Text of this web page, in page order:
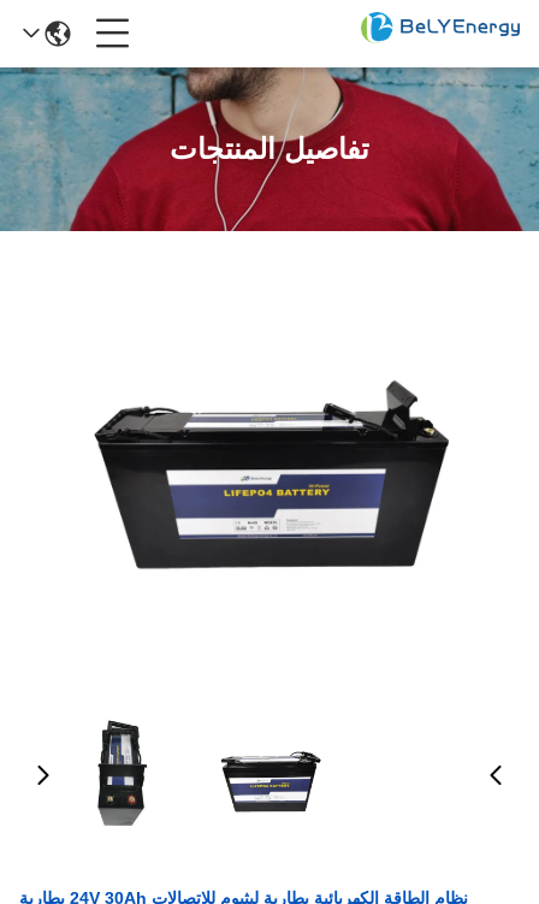
تفاصيل المنتجات
نظام الطاقة الكهربائية بطارية ليثيوم للاتصالات 24V 30Ah بطارية